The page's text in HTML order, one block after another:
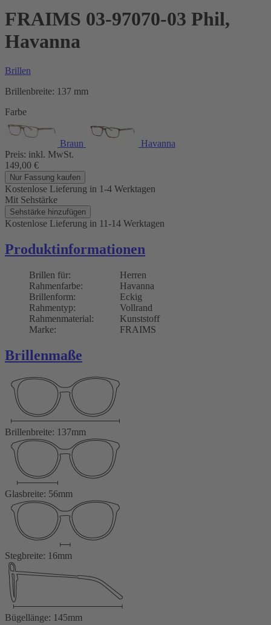
FRAIMS 03-97070-03 Phil,
Havanna
Brillen
Brillenbreite: 137 mm
Farbe
Braun
Havanna
Preis: inkl. MwSt.
149,00 €
Nur Fassung kaufen
Kostenlose Lieferung in 1-4 Werktagen
Mit Sehstärke
Sehstärke hinzufügen
Kostenlose Lieferung in 11-14 Werktagen
Produktinformationen
Brillen für:
Herren
Rahmenfarbe:
Havanna
Brillenform:
Eckig
Rahmentyp:
Vollrand
Rahmenmaterial:
Kunststoff
Marke:
FRAIMS
Brillenmaße
Brillenbreite: 137mm
Glasbreite: 56mm
Stegbreite: 16mm
Bügellänge: 145mm